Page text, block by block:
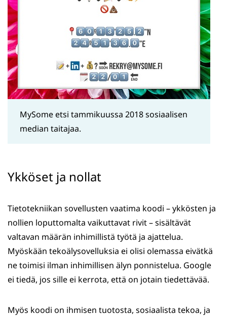
MySome etsi tammikuussa 2018 sosiaalisen
median taitajaa.
Ykköset ja nollat
Tietotekniikan sovellusten vaatima koodi – ykkösten ja
nollien loputtomalta vaikuttavat rivit – sisältävät
valtavan määrän inhimillistä työtä ja ajattelua.
Myöskään tekoälysovelluksia ei olisi olemassa eivätkä
ne toimisi ilman inhimillisen älyn ponnistelua. Google
ei tiedä, jos sille ei kerrota, että on jotain tiedettävää.
Myös koodi on ihmisen tuotosta, sosiaalista tekoa, ja